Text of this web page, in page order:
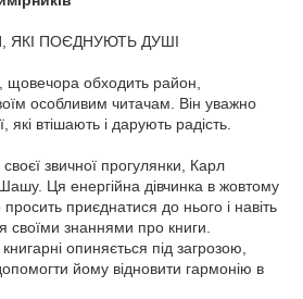
ЯКІ ПОЄДНУЮТЬ ДУШІ
щовечора обходить район,
особливим читачам. Він уважно
які втішають і дарують радість.
звичної прогулянки, Карл
Шашу. Ця енергійна дівчинка в жовтому
приєднатися до нього і навіть
своїми знаннями про книги.
опиняється під загрозою,
йому відновити гармонію в